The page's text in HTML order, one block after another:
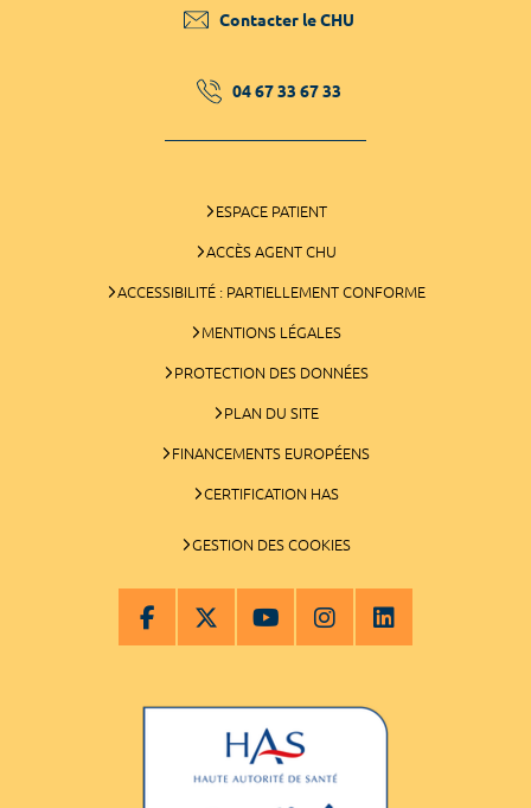
Contacter le CHU
04 67 33 67 33
ESPACE PATIENT
ACCÈS AGENT CHU
ACCESSIBILITÉ : PARTIELLEMENT CONFORME
MENTIONS LÉGALES
PROTECTION DES DONNÉES
PLAN DU SITE
FINANCEMENTS EUROPÉENS
CERTIFICATION HAS
GESTION DES COOKIES